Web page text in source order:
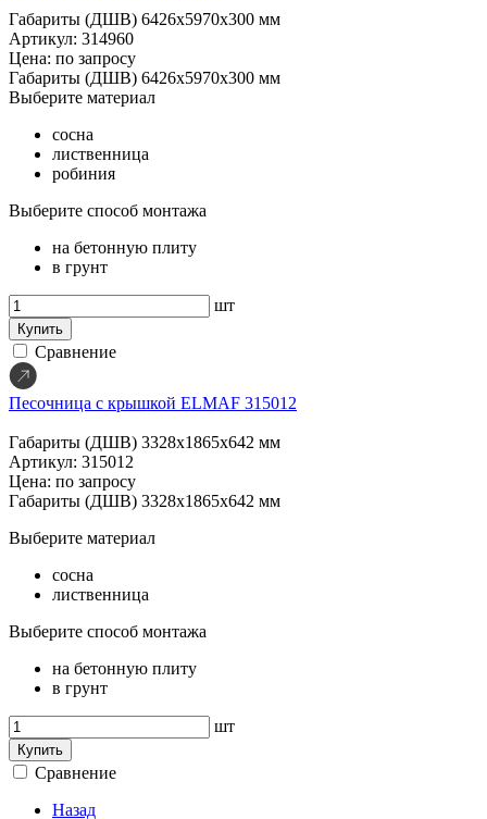
Габариты (ДШВ) 6426х5970х300 мм
Артикул: 314960
Цена: по запросу
Габариты (ДШВ) 6426х5970х300 мм
Выберите материал
сосна
лиственница
робиния
Выберите способ монтажа
на бетонную плиту
в грунт
шт
Купить
Сравнение
Песочница с крышкой ELMAF 315012
Габариты (ДШВ) 3328х1865х642 мм
Артикул: 315012
Цена: по запросу
Габариты (ДШВ) 3328х1865х642 мм
Выберите материал
сосна
лиственница
Выберите способ монтажа
на бетонную плиту
в грунт
шт
Купить
Сравнение
Назад